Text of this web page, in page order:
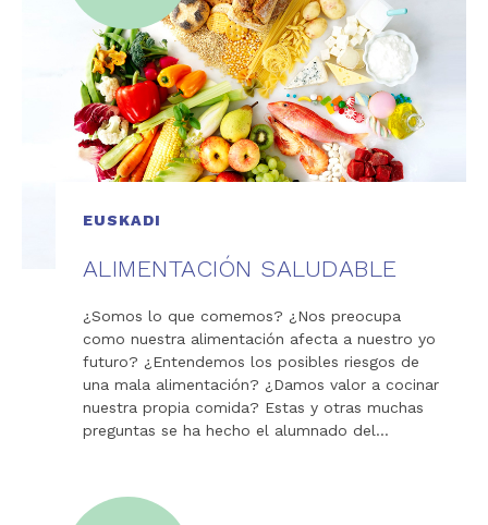
EUSKADI
ALIMENTACIÓN SALUDABLE
¿Somos lo que comemos? ¿Nos preocupa
como nuestra alimentación afecta a nuestro yo
futuro? ¿Entendemos los posibles riesgos de
una mala alimentación? ¿Damos valor a cocinar
nuestra propia comida? Estas y otras muchas
preguntas se ha hecho el alumnado del…